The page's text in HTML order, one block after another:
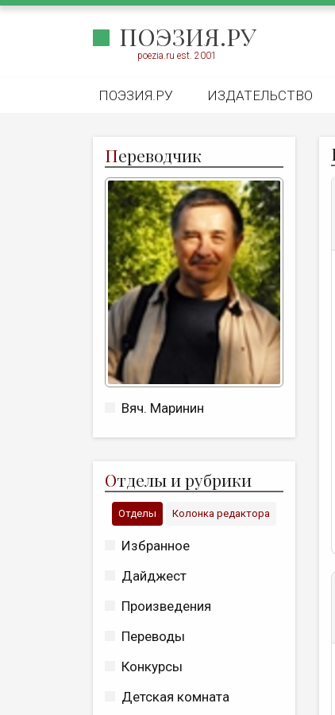
ПОЭЗИЯ.РУ
poezia.ru est. 2001
ПОЭЗИЯ.РУ ИЗДАТЕЛЬСТВО
Переводчик
Вяч. Маринин
Отделы и рубрики
Отделы Колонка редактора
Избранное
Дайджест
Произведения
Переводы
Конкурсы
Детская комната